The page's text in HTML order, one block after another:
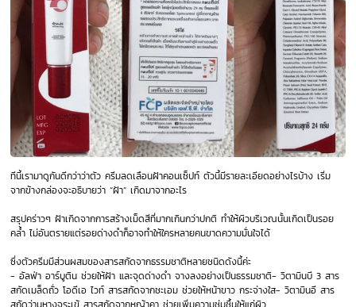
ทีนี้เรามาดูกันดีกว่าว่าตัว ครีมลดเลือนฝ้าคอนเซ็ปท์ ตัวนี้มีรายละเอียดอย่างไรบ้าง เริ่ม
จากข้างกล่องจะอธิบายว่า “ฝ้า” เกิดมาจากอะไร
สรุปคร่าวๆ ฝ้าเกิดจากการสร้างเม็ดสีที่มากเกินกว่าปกติ ทำให้ผิวบริเวณนั้นเกิดเป็นรอย
คล้ำ ไม่อันตรายแต่รอยด่างดำก็อาจทำให้ใครหลายคนขาดความมั่นใจได้
ซึ่งตัวครีมมีส่วนผสมของสารสกัดจากธรรมชาติหลายชนิดดังนี้ค่ะ
- อัลฟ่า อาร์บูติน ช่วยให้ฝ้า และจุดด่างดำ จางลงอย่างเป็นธรรมชาติ- วิตามินบี 3 สาร
สกัดเมล็ดถั่ว โอดีเอ ไวท์ สารสกัดจากชะเอม ช่วยให้หน้าขาว กระจ่างใส- วิตามินอี สาร